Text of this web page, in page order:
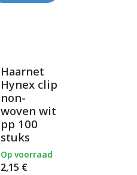
Haarnet
Hynex clip
non-
woven wit
pp 100
stuks
2,15 €
Op voorraad